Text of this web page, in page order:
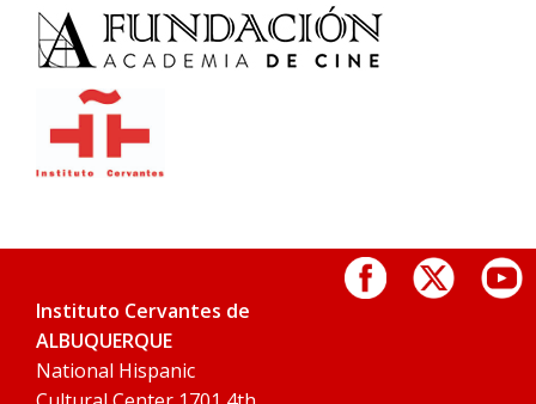
Instituto Cervantes de
ALBUQUERQUE
National Hispanic